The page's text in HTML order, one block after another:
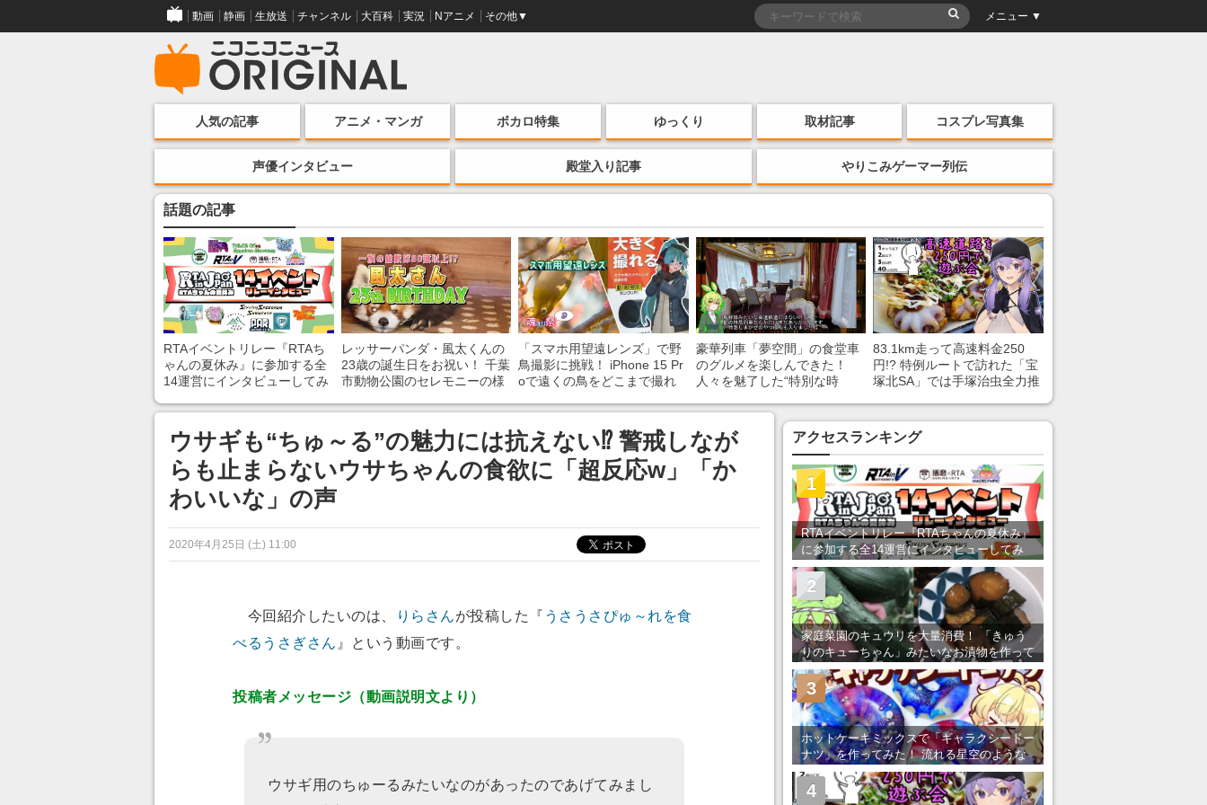
動画 静画 生放送 チャンネル 大百科 実況 Nアニメ その他▼ メニュー ▼
人気の記事 アニメ・マンガ ボカロ特集 ゆっくり 取材記事 コスプレ写真集
声優インタビュー 殿堂入り記事 やりこみゲーマー列伝
話題の記事
RTAイベントリレー『RTAち
ゃんの夏休み』に参加する全
14運営にインタビューしてみ
ンネルの貸し出しを利用し8/9
から1週間にわたって開催
レッサーパンダ・風太くんの
23歳の誕生日をお祝い！ 千葉
市動物公園のセレモニーの様
「スマホ用望遠レンズ」で野
鳥撮影に挑戦！ iPhone 15 Pr
oで遠くの鳥をどこまで撮れ
豪華列車「夢空間」の食堂車
のグルメを楽しんできた！
人々を魅了した“特別な時
あ」「行ってみたい」の声
83.1km走って高速料金250
円!? 特例ルートで訪れた「宝
塚北SA」では手塚治虫全力推
ウサギも“ちゅ～る”の魅力には抗えない⁉ 警戒しなが
らも止まらないウサちゃんの食欲に「超反応w」「か
わいいな」の声
2020年4月25日 (土) 11:00
今回紹介したいのは、 りらさんが投稿した『 うさうさぴゅ～れを食
べるうさぎさん 』という動画です。
投稿者メッセージ（動画説明文より）
ウサギ用のちゅーるみたいなのがあったのであげてみまし
アクセスランキング
RTAイベントリレー『RTAちゃんの夏休み』
に参加する全14運営にインタビューしてみ
た！ 「RTA in Japan」のチャンネルの貸し
出しを利用し8/9から1週間にわたって開催
1
家庭菜園のキュウリを大量消費！ 「きゅう
りのキューちゃん」みたいなお漬物を作って
みた
2
ホットケーキミックスで「ギャラクシードー
ナツ」を作ってみた！ 流れる星空のような
レンチン・レシピを紹介
3
4